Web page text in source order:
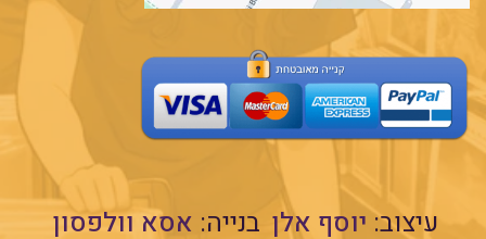
עיצוב:יוסף אלן בנייה: אסא וולפסון